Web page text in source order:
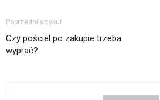
Poprzedni artykuł
Czy pościel po zakupie trzeba
wyprać?